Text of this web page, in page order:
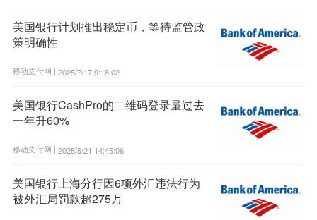
美国银行计划推出稳定币，等待监管政
策明确性
移动支付网 | 2025/7/17 9:18:02
美国银行CashPro的二维码登录量过去
一年升60%
移动支付网 | 2025/5/21 14:45:06
美国银行上海分行因6项外汇违法行为
被外汇局罚款超275万